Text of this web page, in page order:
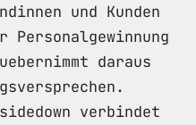
und Kunden
Personalgewinnung
daraus
verbindet